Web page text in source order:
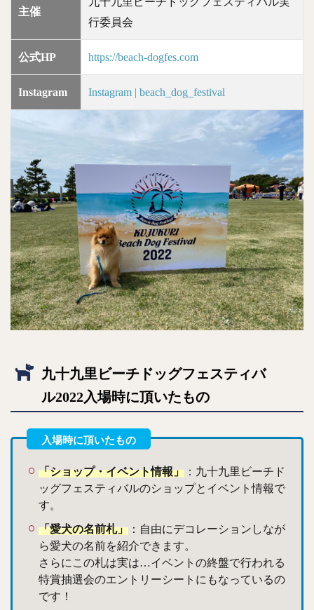
主催
行委員会
公式HP https://beach-dogfes.com
Instagram Instagram | beach_dog_festival
九十九里ビーチドッグフェスティバ
ル2022入場時に頂いたもの
「ショップ・イベント情報」 ：九十九里ビーチド
ッグフェスティバルのショップとイベント情報で
す。
「愛犬の名前札」 ：自由にデコレーションしなが
ら愛犬の名前を紹介できます。
さらにこの札は実は…イベントの終盤で行われる
特賞抽選会のエントリーシートにもなっているの
です！